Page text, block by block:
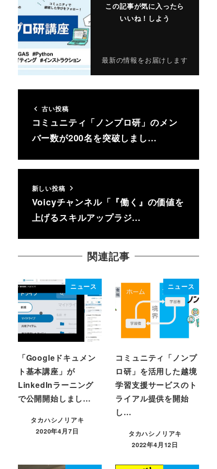
この記事が気に入ったら
いいね！しよう
最新の情報をお届けします
古い投稿
コミュニティ「ノンプロ研」のメン
バー数が200名を突破しまし…
新しい投稿
Voicyチャンネル「『働く』の価値を
上げるスキルアップラジ…
関連記事
ニュース
「Googleドキュメン
ト基本講座」が
LinkedInラーニング
で公開開始しまし…
タカハシノリアキ
投稿日
2020年4月7日
ニュース
コミュニティ「ノンプ
ロ研」を活用した越境
学習支援サービスのト
ライアル提供を開始
し…
タカハシノリアキ
投稿日
2022年4月12日